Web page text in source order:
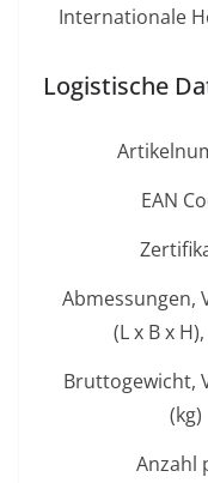
Internationale
Logistische
EAN
Abmessungen,
(L x B x
Bruttogewicht,
(kg)
Anzahl